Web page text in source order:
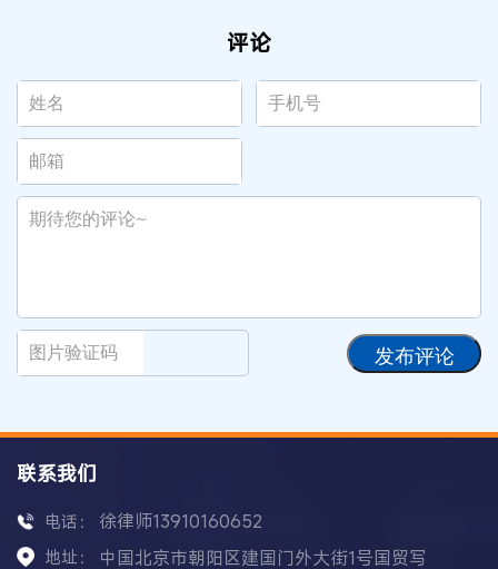
评论
发布评论
联系我们
电话： 徐律师13910160652
地址： 中国北京市朝阳区建国门外大街1号国贸写